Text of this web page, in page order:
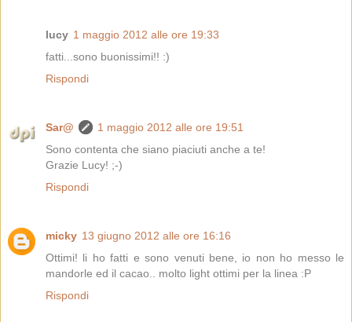
lucy 1 maggio 2012 alle ore 19:33
fatti...sono buonissimi!! :)
Rispondi
Sar@
1 maggio 2012 alle ore 19:51
Sono contenta che siano piaciuti anche a te!
Grazie Lucy! ;-)
Rispondi
micky 13 giugno 2012 alle ore 16:16
Ottimi! li ho fatti e sono venuti bene, io non ho messo le
mandorle ed il cacao.. molto light ottimi per la linea :P
Rispondi